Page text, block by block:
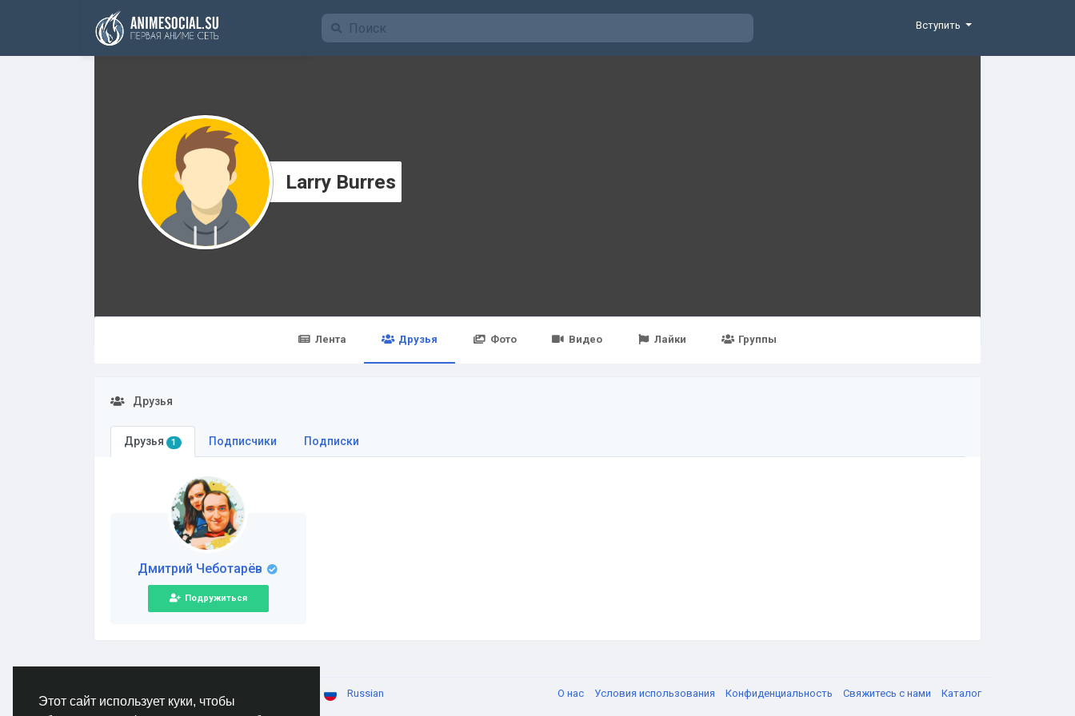
Этот сайт использует куки, чтобы
Funding
Вступить
Larry Burres
Лента Друзья Фото Видео Лайки Группы
Друзья
Друзья 1 Подписчики Подписки
Дмитрий Чеботарёв
Подружиться
© 2026 AnimeSocial.SU - Первая аниме сеть! Russian О нас Условия использования Конфиденциальность Свяжитесь с нами Каталог